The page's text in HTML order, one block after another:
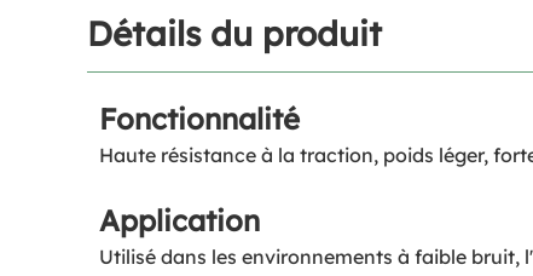
Détails du produit
Fonctionnalité
Haute résistance à la traction, poids léger,
Application
Utilisé dans les environnements à faible bruit,